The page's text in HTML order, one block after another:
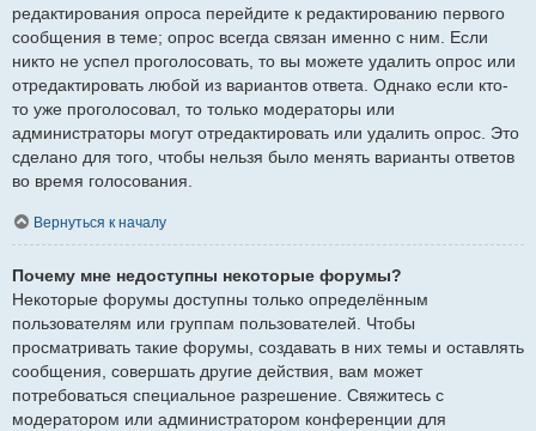
редактирования опроса перейдите к редактированию первого
сообщения в теме; опрос всегда связан именно с ним. Если
никто не успел проголосовать, то вы можете удалить опрос или
отредактировать любой из вариантов ответа. Однако если кто-
то уже проголосовал, то только модераторы или
администраторы могут отредактировать или удалить опрос. Это
сделано для того, чтобы нельзя было менять варианты ответов
во время голосования.
Вернуться к началу
Почему мне недоступны некоторые форумы?
Некоторые форумы доступны только определённым
пользователям или группам пользователей. Чтобы
просматривать такие форумы, создавать в них темы и оставлять
сообщения, совершать другие действия, вам может
потребоваться специальное разрешение. Свяжитесь с
модератором или администратором конференции для